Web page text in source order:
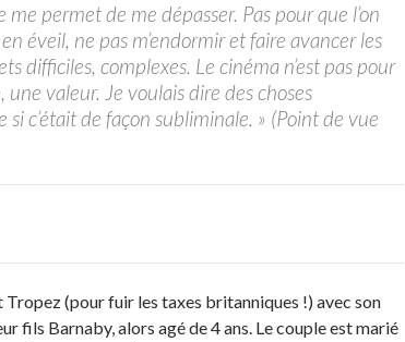
permet de me dépasser. Pas pour que l’on
éveil, ne pas m’endormir et faire avancer les
difficiles, complexes. Le cinéma n’est pas pour
valeur. Je voulais dire des choses
c’était de façon subliminale. » (Point de vue
(pour fuir les taxes britanniques !) avec son
fils Barnaby, alors agé de 4 ans. Le couple est marié